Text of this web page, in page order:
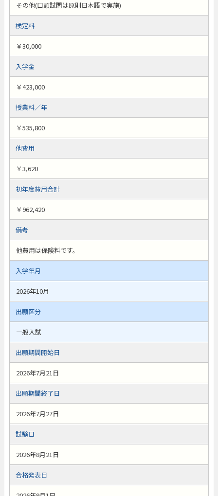
その他(口頭試問は原則日本語で実施)
検定料
￥30,000
入学金
￥423,000
授業料／年
￥535,800
他費用
￥3,620
初年度費用合計
￥962,420
備考
他費用は保険料です。
入学年月
2026年10月
出願区分
一般入試
出願期間開始日
2026年7月21日
出願期間終了日
2026年7月27日
試験日
2026年8月21日
合格発表日